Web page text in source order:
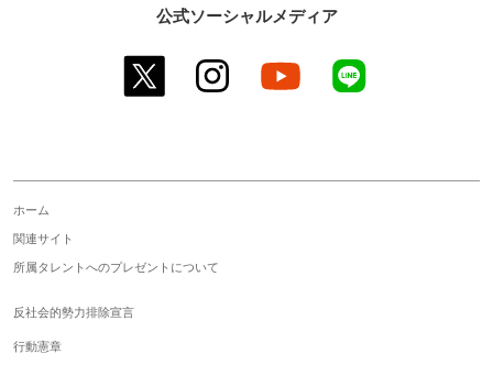
公式ソーシャルメディア
twitter instagram youtube
ホーム
関連サイト
所属タレントへのプレゼントについて
反社会的勢力排除宣言
行動憲章